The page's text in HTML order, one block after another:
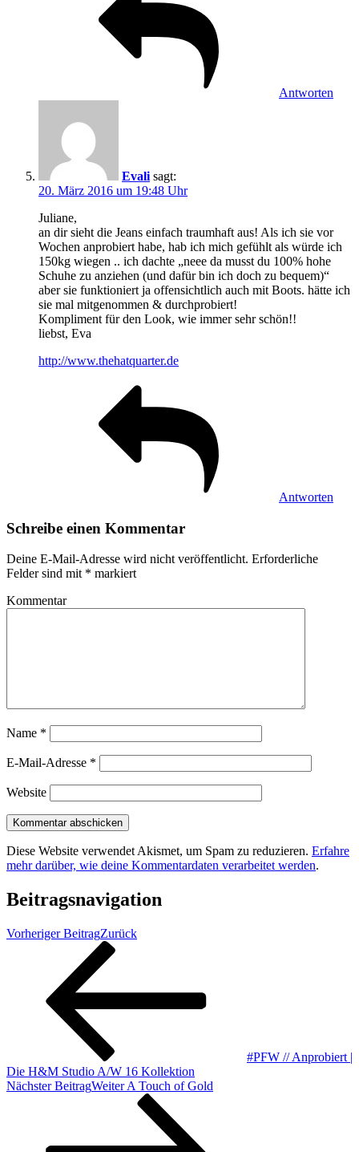
Antworten
Evali sagt:
20. März 2016 um 19:48 Uhr
Juliane,
an dir sieht die Jeans einfach traumhaft aus! Als ich sie vor
Wochen anprobiert habe, hab ich mich gefühlt als würde ich
150kg wiegen .. ich dachte „neee da musst du 100% hohe
Schuhe zu anziehen (und dafür bin ich doch zu bequem)“
aber sie funktioniert ja offensichtlich auch mit Boots. hätte ich
sie mal mitgenommen & durchprobiert!
Kompliment für den Look, wie immer sehr schön!!
liebst, Eva
http://www.thehatquarter.de
Antworten
Schreibe einen Kommentar
Deine E-Mail-Adresse wird nicht veröffentlicht. Erforderliche
Felder sind mit * markiert
Kommentar
Name *
E-Mail-Adresse *
Website
Diese Website verwendet Akismet, um Spam zu reduzieren. Erfahre
mehr darüber, wie deine Kommentardaten verarbeitet werden.
Beitragsnavigation
Vorheriger BeitragZurück
#PFW // Anprobiert |
Die H&M Studio A/W 16 Kollektion
Nächster BeitragWeiter A Touch of Gold